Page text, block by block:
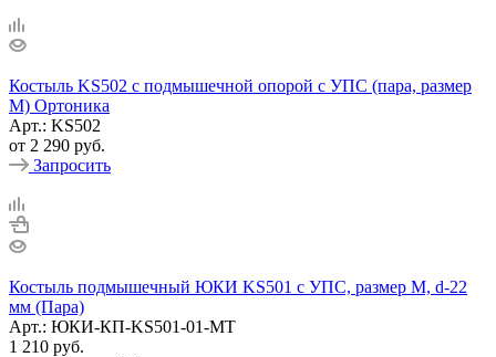
Костыль KS502 с подмышечной опорой c УПС (пара, размер
M) Ортоника
Арт.: KS502
от 2 290 руб.
Запросить
Костыль подмышечный ЮКИ KS501 с УПС, размер M, d-22
мм (Пара)
Арт.: ЮКИ-КП-KS501-01-MT
1 210 руб.